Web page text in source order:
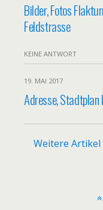
Bilder, Fotos
Feldstrasse
KEINE ANTWORT
19. MAI 2017
Adresse,
Weitere Artikel